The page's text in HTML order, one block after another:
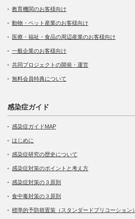
教育機関のお客様向け
動物・ペット産業のお客様向け
医療・福祉・食品の周辺産業のお客様向け
一般企業のお客様向け
共同プロジェクトの開発・運営
無料会員特典について
感染症ガイド
感染症ガイドMAP
はじめに
感染症研究の歴史について
感染症対策のポイントと考え方
感染症対策の３原則
食中毒対策の３原則
標準的予防措置策（スタンダードプリコーション）